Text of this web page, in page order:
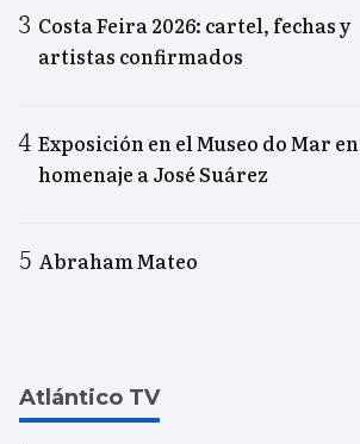
Costa Feira 2026: cartel, fechas y
artistas confirmados
Exposición en el Museo do Mar en
homenaje a José Suárez
Abraham Mateo
Atlántico TV